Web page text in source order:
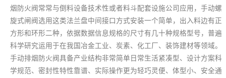
烟防火阀常常与倒料设备技术性或者料斗配套设施公司应用，手动螺
旋式闸阀选用这类法兰盘中间接口方式安装一个简单，出入料边有正
方形和环形二种，依据数据信息规格的尺寸有几十种规格型号，普遍
科学研究运用于在我国冶金工业、炭素、化工厂、装饰建材等领域。
手动排烟防火阀具备产业结构非常简单日常生活紧凑型、设计方案科
学规范、密封性特性靠谱、实际操作更为轻巧灵便、体型小、安全通